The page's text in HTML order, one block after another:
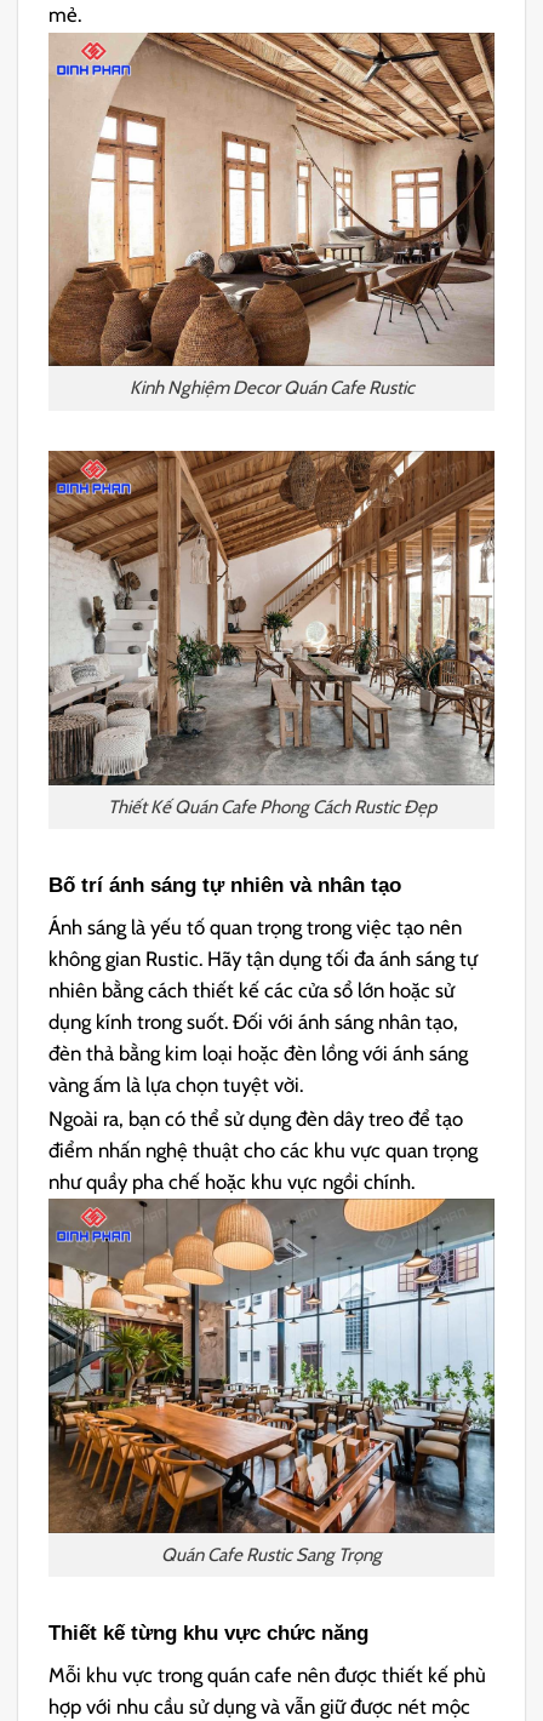
mẻ.
Kinh Nghiệm Decor Quán Cafe Rustic
Thiết Kế Quán Cafe Phong Cách Rustic Đẹp
Bố trí ánh sáng tự nhiên và nhân tạo
Ánh sáng là yếu tố quan trọng trong việc tạo nên
không gian Rustic. Hãy tận dụng tối đa ánh sáng tự
nhiên bằng cách thiết kế các cửa sổ lớn hoặc sử
dụng kính trong suốt. Đối với ánh sáng nhân tạo,
đèn thả bằng kim loại hoặc đèn lồng với ánh sáng
vàng ấm là lựa chọn tuyệt vời.
Ngoài ra, bạn có thể sử dụng đèn dây treo để tạo
điểm nhấn nghệ thuật cho các khu vực quan trọng
như quầy pha chế hoặc khu vực ngồi chính.
Quán Cafe Rustic Sang Trọng
Thiết kế từng khu vực chức năng
Mỗi khu vực trong quán cafe nên được thiết kế phù
hợp với nhu cầu sử dụng và vẫn giữ được nét mộc